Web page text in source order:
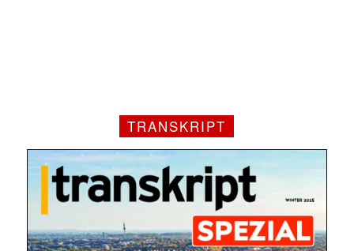
Mit dem |transkript-Newsletter
jede Woche aktuell informiert.
TRANSKRIPT